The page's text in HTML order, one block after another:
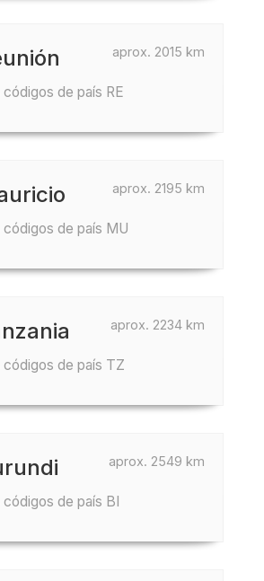
aprox. 2015 km
códigos de país RE
aprox. 2195 km
códigos de país MU
aprox. 2234 km
códigos de país TZ
aprox. 2549 km
códigos de país BI